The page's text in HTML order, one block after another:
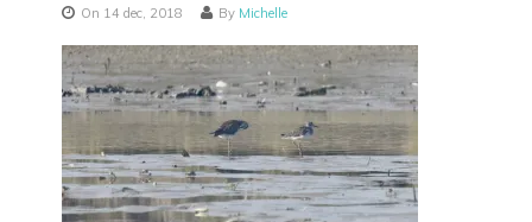
On 14 dec, 2018 By Michelle